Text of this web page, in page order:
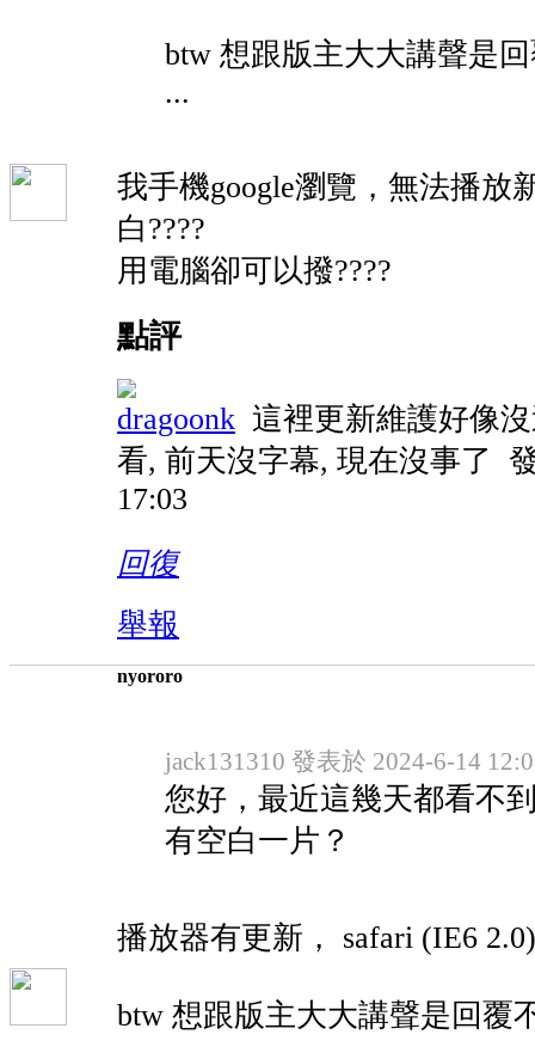
btw 想跟版主大大講聲是
...
我手機google瀏覽，無法播放
白????
用電腦卻可以撥????
點評
dragoonk 這裡更新維護好像
看, 前天沒字幕, 現在沒事了
17:03
回復
舉報
nyororo
jack131310 發表於 2024-6-14
您好，最近這幾天都看不
有空白一片？
播放器有更新， safari (IE6
btw 想跟版主大大講聲是回覆